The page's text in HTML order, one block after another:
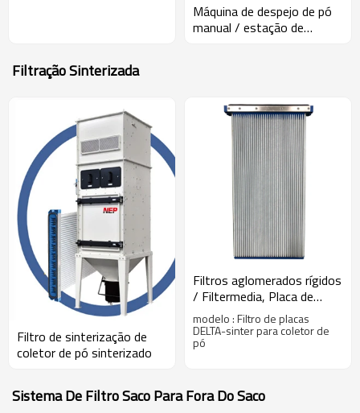
Máquina de despejo de pó
manual / estação de
Filtração Sinterizada
Filtro de sinterização de
coletor de pó sinterizado
Filtros aglomerados rígidos
/ Filtermedia, Placa de
sinterização de polietileno,
Unidade de filtro DELTA
Flex PE
modelo : Filtro de placas
DELTA-sinter para coletor de
pó
Sistema De Filtro Saco Para Fora Do Saco